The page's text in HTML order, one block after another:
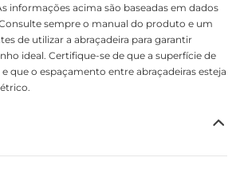
informações acima são baseadas em dados
sempre o manual do produto e um
de utilizar a abraçadeira para garantir
ideal. Certifique-se de que a superfície de
que o espaçamento entre abraçadeiras esteja